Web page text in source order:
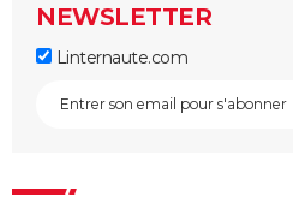
NEWSLETTER
Linternaute.com